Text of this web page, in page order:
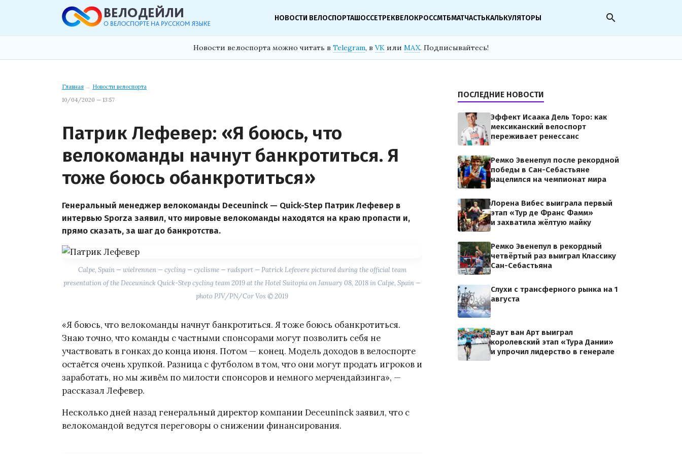
НОВОСТИ ВЕЛОСПОРТАШОССЕТРЕКВЕЛОКРОССМТБМАТЧАСТЬКАЛЬКУЛЯТОРЫ search
Новости велоспорта можно читать в Telegram, в VK или MAX. Подписывайтесь!
Главная → Новости велоспорта
10/04/2020 — 13:57
Патрик Лефевер: «Я боюсь, что
велокоманды начнут банкротиться. Я
тоже боюсь обанкротиться»
Генеральный менеджер велокоманды Deceuninck — Quick-Step Патрик Лефевер в
интервью Sporza заявил, что мировые велокоманды находятся на краю пропасти и,
прямо сказать, за шаг до банкротства.
Calpe, Spain — wielrennen — cycling — cyclisme — radsport — Patrick Lefevere pictured during the official team
presentation of the Deceuninck Quick-Step cycling team 2019 at the Hotel Suitopia on January 08, 2018 in Calpe, Spain —
photo PJV/PN/Cor Vos © 2019
«Я боюсь, что велокоманды начнут банкротиться. Я тоже боюсь обанкротиться.
Знаю точно, что команды с частными спонсорами могут позволить себя не
участвовать в гонках до конца июня. Потом — конец. Модель доходов в велоспорте
остаётся очень хрупкой. Разница с футболом в том, что они могут продать игроков и
заработать, но мы живём по милости спонсоров и немного мерчендайзинга», —
рассказал Лефевер.
Несколько дней назад генеральный директор компании Deceuninck заявил, что с
велокомандой ведутся переговоры о снижении финансирования.
ПОСЛЕДНИЕ НОВОСТИ
Эффект Исаака Дель Торо: как
мексиканский велоспорт
переживает ренессанс
Ремко Эвенепул после рекордной
победы в Сан-Себастьяне
нацелился на чемпионат мира
Лорена Вибес выиграла первый
этап «Тур де Франс Фамм»
и захватила жёлтую майку
Ремко Эвенепул в рекордный
четвёртый раз выиграл Классику
Сан-Себастьяна
Слухи с трансферного рынка на 1
августа
Ваут ван Арт выиграл
королевский этап «Тура Дании»
и упрочил лидерство в генерале